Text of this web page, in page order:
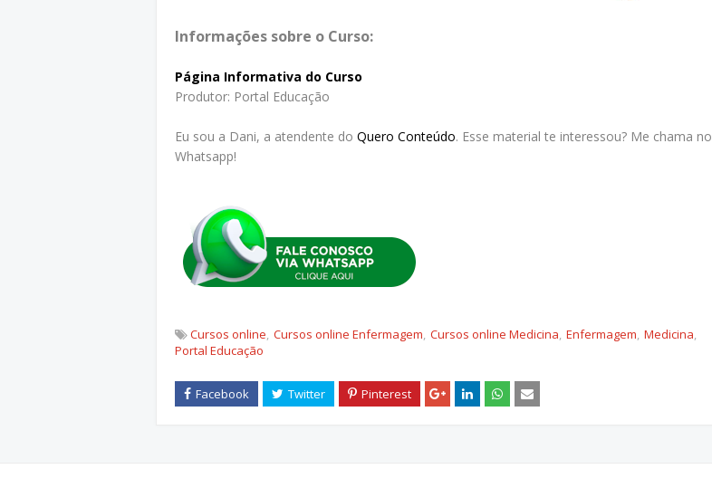
Informações sobre o Curso:
Página Informativa do Curso
Produtor: Portal Educação
Eu sou a Dani, a atendente do Quero Conteúdo. Esse material te interessou? Me chama no
Whatsapp!
Cursos online Cursos online Enfermagem Cursos online Medicina Enfermagem Medicina
Portal Educação